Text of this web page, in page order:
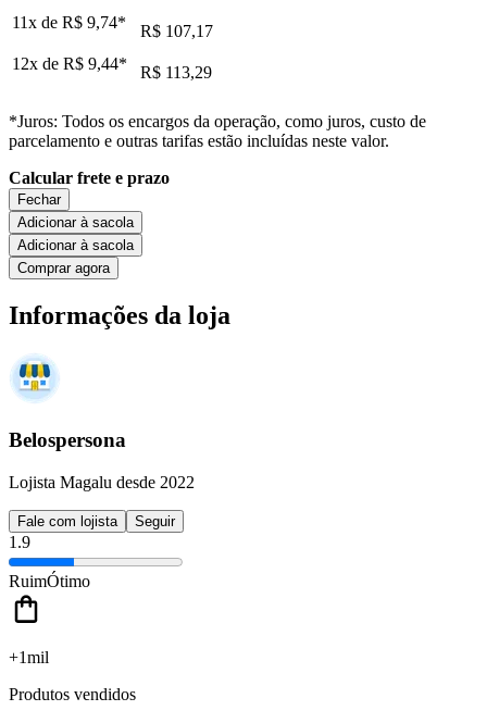
11x de R$ 9,74*
R$ 107,17
12x de R$ 9,44* R$ 113,29
*Juros: Todos os encargos da operação, como juros, custo de
parcelamento e outras tarifas estão incluídas neste valor.
Calcular frete e prazo
Fechar
Adicionar à sacola
Adicionar à sacola
Comprar agora
Informações da loja
Belospersona
Lojista Magalu desde 2022
Fale com lojista Seguir
1.9
RuimÓtimo
+1mil
Produtos vendidos